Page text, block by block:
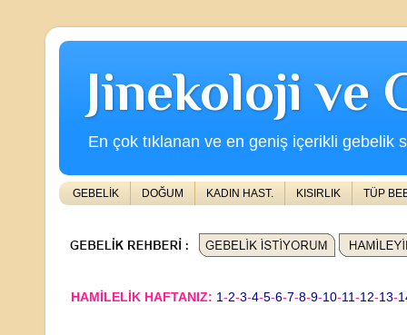
Jinekoloji ve
En çok tıklanan ve en geniş içerikli gebelik
GEBELİK DOĞUM KADIN HAST. KISIRLIK TÜP
HAMİLELİK HAFTANIZ: 1-2-3-4-5-6-7-8-9-10-11-12-13-